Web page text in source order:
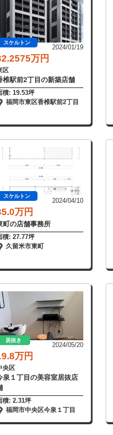
スケルトン
2024/01/19
万円
区
椎駅前2丁目の新築店舗
積: 19.53坪
福岡市東区香椎駅前2丁目
スケルトン
2024/04/10
万円
町の店舗事務所
積: 27.77坪
久留米市東町
居抜き
2024/05/20
万円
央区
泉１丁目の美容室居抜店
積: 2.31坪
福岡市中央区今泉１丁目